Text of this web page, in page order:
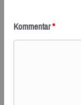
Kommentar*